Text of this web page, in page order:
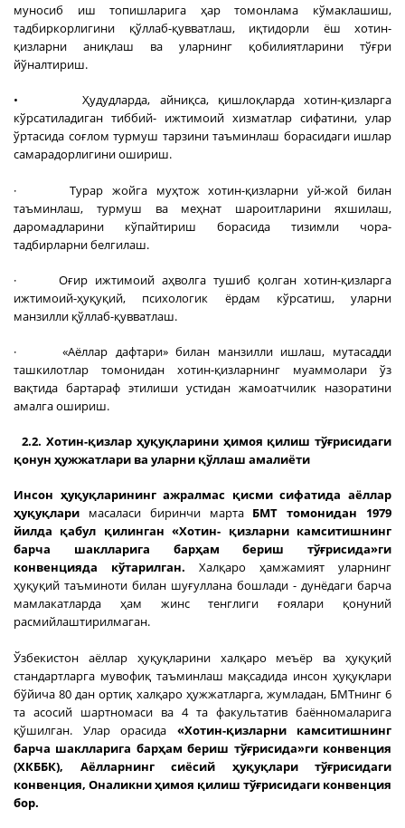
муносиб иш топишларига ҳар томонлама кўмаклашиш,
тадбиркорлигини қўллаб-қувватлаш, иқтидорли ёш хотин-
қизларни аниқлаш ва уларнинг қобилиятларини тўғри
йўналтириш.
• Ҳудудларда, айниқса, қишлоқларда хотин-қизларга
кўрсатиладиган тиббий- ижтимоий хизматлар сифатини, улар
ўртасида соғлом турмуш тарзини таъминлаш борасидаги ишлар
самарадорлигини ошириш.
· Турар жойга муҳтож хотин-қизларни уй-жой билан
таъминлаш, турмуш ва меҳнат шароитларини яхшилаш,
даромадларини кўпайтириш борасида тизимли чора-
тадбирларни белгилаш.
· Оғир ижтимоий аҳволга тушиб қолган хотин-қизларга
ижтимоий-ҳуқуқий, психологик ёрдам кўрсатиш, уларни
манзилли қўллаб-қувватлаш.
· «Аёллар дафтари» билан манзилли ишлаш, мутасадди
ташкилотлар томонидан хотин-қизларнинг муаммолари ўз
вақтида бартараф этилиши устидан жамоатчилик назоратини
амалга ошириш.
2.2. Хотин-қизлар ҳуқуқларини ҳимоя қилиш тўғрисидаги
қонун ҳужжатлари ва уларни қўллаш амалиёти
Инсон ҳуқуқларининг ажралмас қисми сифатида аёллар
ҳуқуқлари масаласи биринчи марта БМТ томонидан 1979
йилда қабул қилинган «Хотин- қизларни камситишнинг
барча шаклларига барҳам бериш тўғрисида»ги
конвенцияда кўтарилган. Халқаро ҳамжамият уларнинг
ҳуқуқий таъминоти билан шуғуллана бошлади - дунёдаги барча
мамлакатларда ҳам жинс тенглиги ғоялари қонуний
расмийлаштирилмаган.
Ўзбекистон аёллар ҳуқуқларини халқаро меъёр ва ҳуқуқий
стандартларга мувофиқ таъминлаш мақсадида инсон ҳуқуқлари
бўйича 80 дан ортиқ халқаро ҳужжатларга, жумладан, БМТнинг 6
та асосий шартномаси ва 4 та факультатив баённомаларига
қўшилган. Улар орасида «Хотин-қизларни камситишнинг
барча шаклларига барҳам бериш тўғрисида»ги конвенция
(ХКББК), Аёлларнинг сиёсий ҳуқуқлари тўғрисидаги
конвенция, Оналикни ҳимоя қилиш тўғрисидаги конвенция
бор.